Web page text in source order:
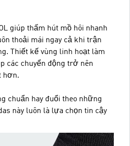
giúp thấm hút mồ hôi nhanh
thoải mái ngay cả khi trận
Thiết kế vùng linh hoạt làm
các chuyển động trở nên
hơn.
chuẩn hay đuổi theo những
này luôn là lựa chọn tin cậy